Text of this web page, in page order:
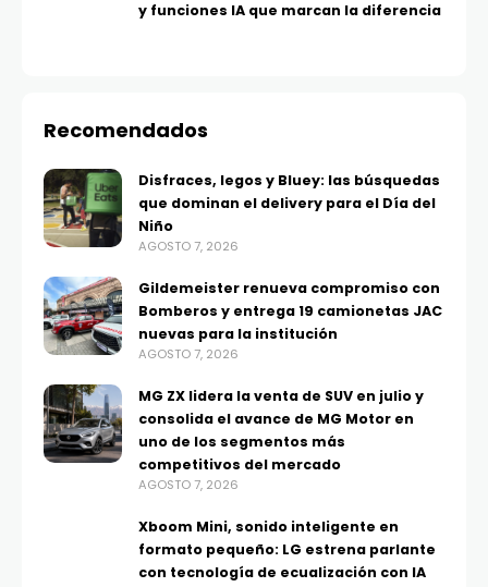
y funciones IA que marcan la diferencia
Recomendados
Disfraces, legos y Bluey: las búsquedas
que dominan el delivery para el Día del
Niño
AGOSTO 7, 2026
Gildemeister renueva compromiso con
Bomberos y entrega 19 camionetas JAC
nuevas para la institución
AGOSTO 7, 2026
MG ZX lidera la venta de SUV en julio y
consolida el avance de MG Motor en
uno de los segmentos más
competitivos del mercado
AGOSTO 7, 2026
Xboom Mini, sonido inteligente en
formato pequeño: LG estrena parlante
con tecnología de ecualización con IA